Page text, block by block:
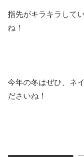
指先がキラキラして
ね！
今年の冬はぜひ、ネ
ださいね！